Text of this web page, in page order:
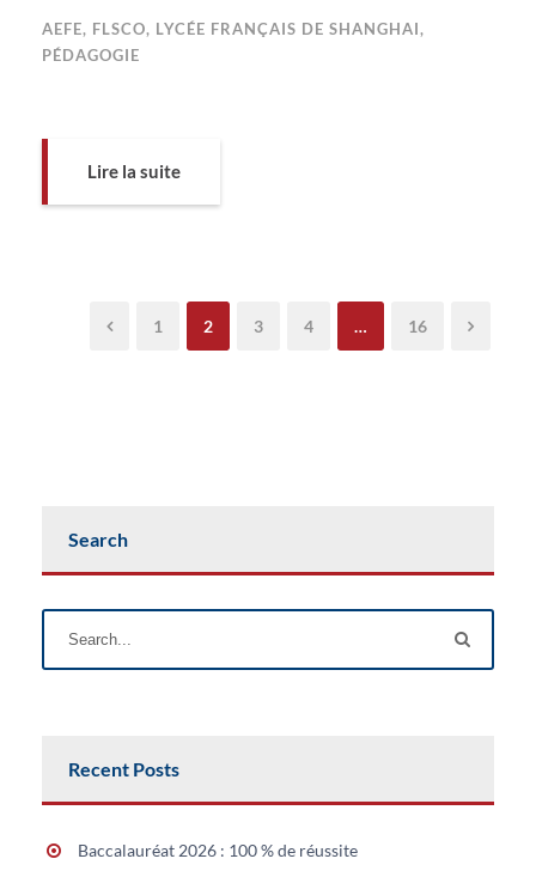
AEFE, FLSCO, LYCÉE FRANÇAIS DE SHANGHAI,
PÉDAGOGIE
Lire la suite
1 2 3 4 … 16
Search
Recent Posts
Baccalauréat 2026 : 100 % de réussite